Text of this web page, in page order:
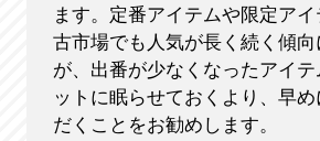
ます。定番アイテムや限定ア
古市場でも人気が長く続く傾
が、出番が少なくなったアイ
ットに眠らせておくより、早
だくことをお勧めします。